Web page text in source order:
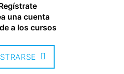
una cuenta
a los cursos